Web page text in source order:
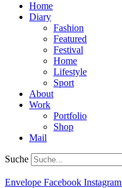
Home
Diary
Fashion
Featured
Festival
Home
Lifestyle
Sport
About
Work
Portfolio
Shop
Mail
Suche
Envelope Facebook Instagram